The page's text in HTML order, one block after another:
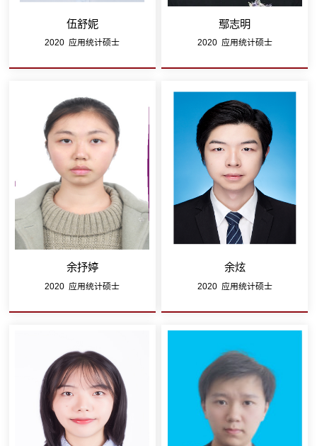
伍舒妮
2020 应用统计硕士
鄢志明
2020 应用统计硕士
余抒婷
2020 应用统计硕士
余炫
2020 应用统计硕士